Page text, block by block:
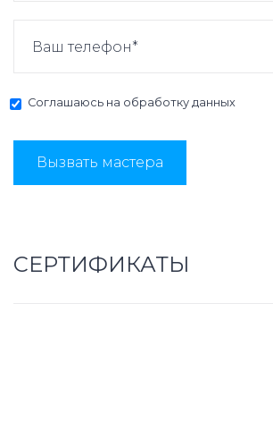
Соглашаюсь на обработку данных
Вызвать мастера
СЕРТИФИКАТЫ